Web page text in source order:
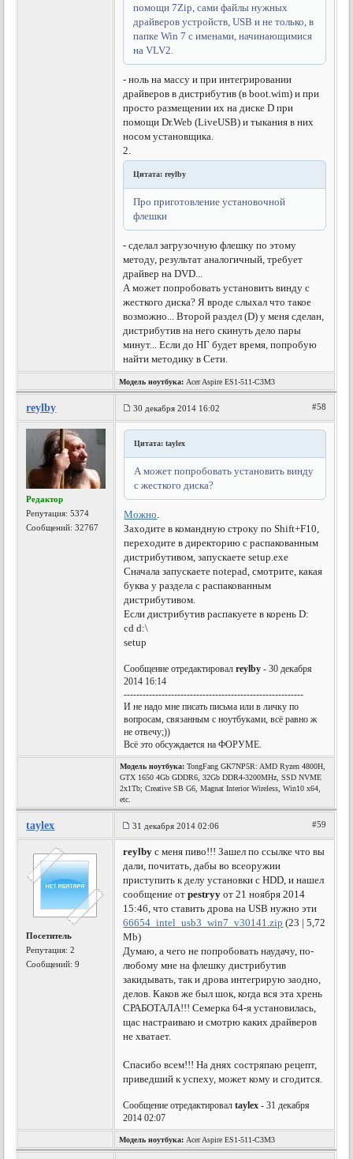
помощи 7Zip, сами файлы нужных
драйверов устройств, USB и не только, в
папке Win 7 с именами, начинающимися
на VLV2.
- ноль на массу и при интегрировании
драйверов в дистрибутив (в boot.wim) и при
просто размещении их на диске D при
помощи Dr.Web (LiveUSB) и тыкания в них
носом установщика.
2.
Цитата: reylby
Про приготовление установочной
флешки
- сделал загрузочную флешку по этому
методу, результат аналогичный, требует
драйвер на DVD...
А может попробовать установить винду с
жесткого диска? Я вроде слыхал что такое
возможно... Второй раздел (D) у меня сделан,
дистрибутив на него скинуть дело пары
минут... Если до НГ будет время, попробую
найти методику в Сети.
Модель ноутбука: Acer Aspire ES1-511-C3M3
reylby 30 декабря 2014 16:02 #58
Редактор
Репутация:5374
Сообщений: 32767
Цитата: taylex
А может попробовать установить винду
с жесткого диска?
Можно.
Заходите в командную строку по Shift+F10,
переходите в директорию с распакованным
дистрибутивом, запускаете setup.exe
Сначала запускаете notepad, смотрите, какая
буква у раздела с распакованным
дистрибутивом.
Если дистрибутив распакуете в корень D:
cd d:\
setup
Сообщение отредактировалreylby - 30 декабря
2014 16:14
---------------------------------------------------------
И не надо мне писать письма или в личку по
вопросам, связанным с ноутбуками, всё равно ж
не отвечу;))
Всё это обсуждается на ФОРУМЕ.
Модель ноутбука: TongFang GK7NP5R: AMD Ryzen 4800H,
GTX 1650 4Gb GDDR6, 32Gb DDR4-3200MHz, SSD NVME
2x1Tb; Creative SB G6, Magnat Interior Wireless, Win10 x64,
etc.
taylex 31 декабря 2014 02:06 #59
Посетитель
Репутация:2
Сообщений: 9
reylby с меня пиво!!! Зашел по ссылке что вы
дали, почитать, дабы во всеоружии
приступить к делу установки с HDD, и нашел
сообщение отpestryy от 21 ноября 2014
15:46, что ставить дрова на USB нужно эти
66654_intel_usb3_win7_v30141.zip (23 | 5,72
Mb)
Думаю, а чего не попробовать наудачу, по-
любому мне на флешку дистрибутив
закидывать, так и дрова интегрирую заодно,
делов. Каков же был шок, когда вся эта хрень
СРАБОТАЛА!!! Семерка 64-я установилась,
щас настраиваю и смотрю каких драйверов
не хватает.
Спасибо всем!!! На днях состряпаю рецепт,
приведший к успеху, может кому и сгодится.
Сообщение отредактировалtaylex - 31 декабря
2014 02:07
Модель ноутбука: Acer Aspire ES1-511-C3M3